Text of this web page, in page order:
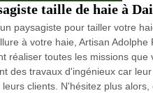
taille de haie à
paysagiste pour tailler votre
à votre haie, Artisan
réaliser toutes les missions
des travaux d'ingénieux car
clients. N'hésitez plus